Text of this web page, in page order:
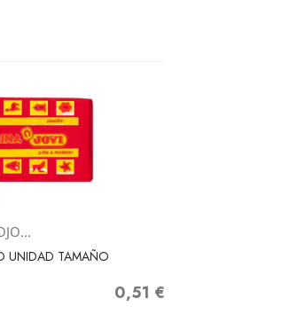
rápida
UNIDAD TAMAÑO
Precio
0,51 €